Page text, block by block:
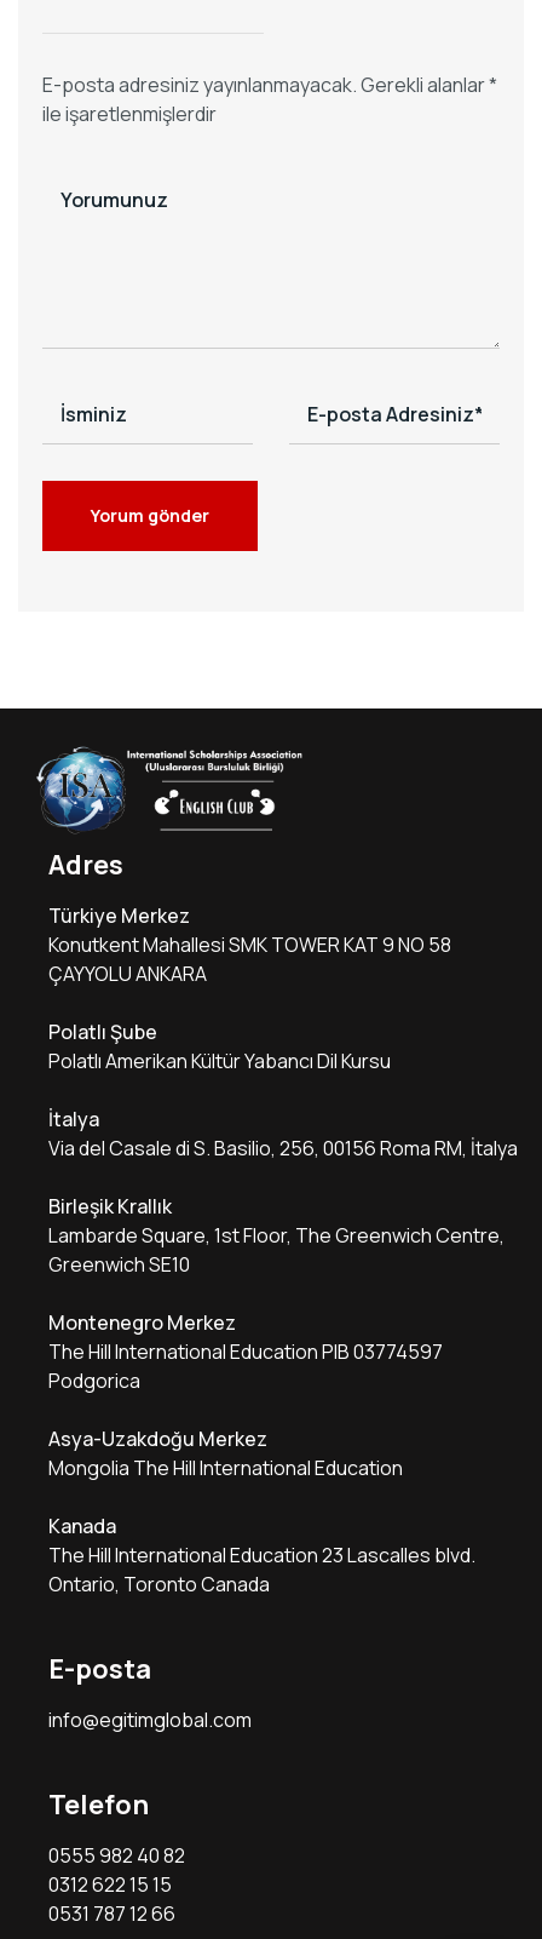
E-posta adresiniz yayınlanmayacak.Gerekli alanlar*
ile işaretlenmişlerdir
Adres
Türkiye Merkez
Konutkent Mahallesi SMK TOWER KAT 9 NO 58
ÇAYYOLU ANKARA
Polatlı Şube
Polatlı Amerikan Kültür Yabancı Dil Kursu
İtalya
Via del Casale di S. Basilio, 256, 00156 Roma RM, İtalya
Birleşik Krallık
Lambarde Square, 1st Floor, The Greenwich Centre,
Greenwich SE10
Montenegro Merkez
The Hill International Education PIB 03774597
Podgorica
Asya-Uzakdoğu Merkez
Mongolia The Hill International Education
Kanada
The Hill International Education 23 Lascalles blvd.
Ontario, Toronto Canada
E-posta
info@egitimglobal.com
Telefon
0555 982 40 82
0312 622 15 15
0531 787 12 66